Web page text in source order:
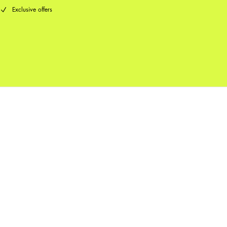
Exclusive offers